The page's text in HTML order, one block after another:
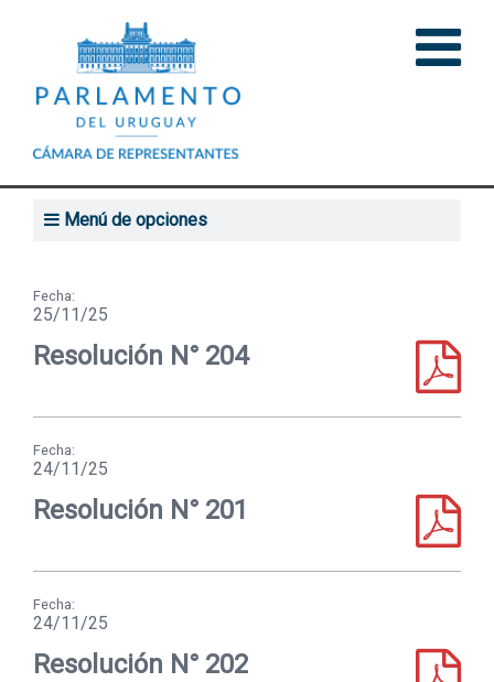
Menú de opciones
Remuneraciones
Concursos
Resoluciones de Presidencia
Respuestas a las solicitudes de acceso a la
información pública
Informe de misiones oficiales al exterior
Reporte económico de viajes de señores
Representantes
Fecha:
25/11/25
Resolución N° 204
Fecha:
24/11/25
Resolución N° 201
Fecha:
24/11/25
Resolución N° 202